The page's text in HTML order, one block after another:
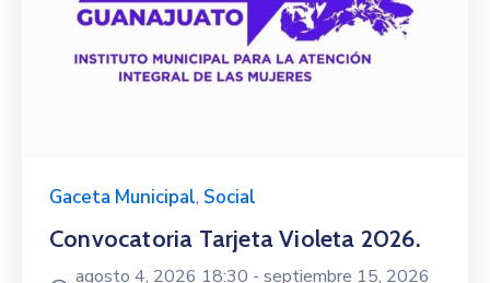
Gaceta Municipal, Social
Convocatoria Tarjeta Violeta 2026.
agosto 4, 2026 18:30 - septiembre 15, 2026